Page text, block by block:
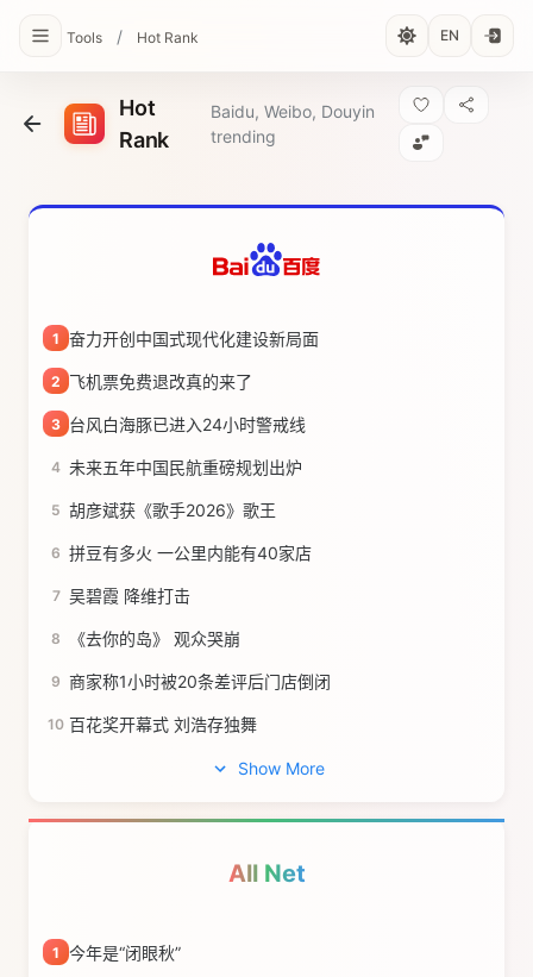
Tools / Hot Rank EN
Hot
Rank
Baidu, Weibo, Douyin
trending
1 奋力开创中国式现代化建设新局面
2 飞机票免费退改真的来了
3 台风白海豚已进入24小时警戒线
4 未来五年中国民航重磅规划出炉
5 胡彦斌获《歌手2026》歌王
6 拼豆有多火 一公里内能有40家店
7 吴碧霞 降维打击
8 《去你的岛》 观众哭崩
9 商家称1小时被20条差评后门店倒闭
10 百花奖开幕式 刘浩存独舞
Show More
All Net
1 今年是“闭眼秋”